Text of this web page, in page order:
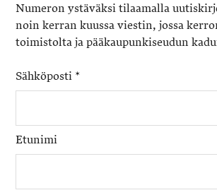
Numeron ystäväksi tilaamalla
noin kerran kuussa viestin, jossa
toimistolta ja pääkaupunkiseudun
Sähköposti *
Etunimi